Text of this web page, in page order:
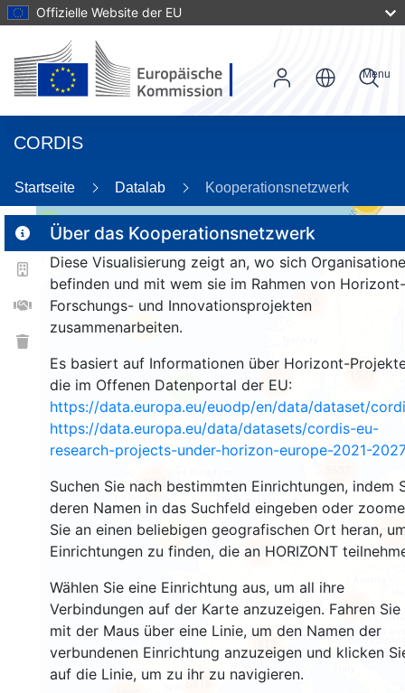
Offizielle Website der EU
CORDIS
Menu
Startseite Datalab Kooperationsnetzwerk
Über das Kooperationsnetzwerk
Diese Visualisierung zeigt an, wo sich
befinden und mit wem sie im Rahmen von Horizont-
Forschungs- und Innovationsprojekten
zusammenarbeiten.
Es basiert auf Informationen über Horizont-
die im Offenen Datenportal der EU:
https://data.europa.eu/euodp/en/data/dataset/
https://data.europa.eu/data/datasets/cordis-eu-
research-projects-under-horizon-europe-2021-2027
Suchen Sie nach bestimmten Einrichtungen, indem
deren Namen in das Suchfeld eingeben oder
Sie an einen beliebigen geografischen Ort heran,
Einrichtungen zu finden, die an HORIZONT
Wählen Sie eine Einrichtung aus, um all ihre
Verbindungen auf der Karte anzuzeigen. Fahren Sie
mit der Maus über eine Linie, um den Namen der
verbundenen Einrichtung anzuzeigen und klicken
auf die Linie, um zu ihr zu navigieren.
2
9
25
156
264
5816
77
1568
18664
8928
2425
1570